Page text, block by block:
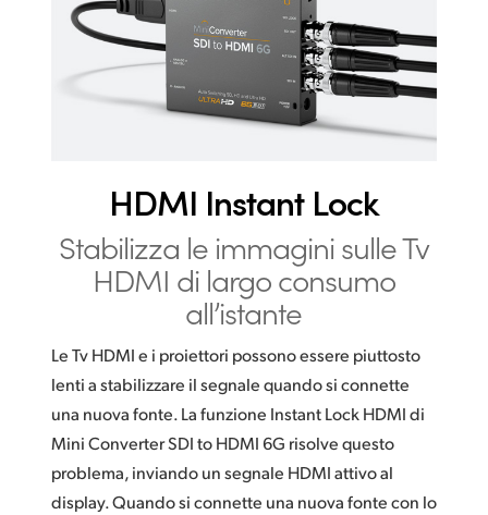
HDMI Instant Lock
Stabilizza le immagini sulle Tv
HDMI di largo consumo
all’istante
Le Tv HDMI e i proiettori possono essere piuttosto
lenti a stabilizzare il segnale quando si connette
una nuova fonte. La funzione Instant Lock HDMI di
Mini Converter SDI to HDMI 6G risolve questo
problema, inviando un segnale HDMI attivo al
display. Quando si connette una nuova fonte con lo